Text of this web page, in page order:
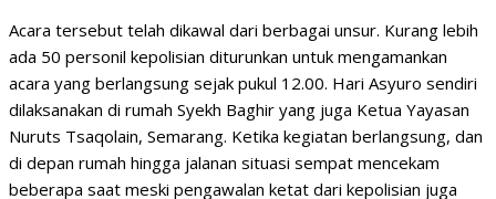
Acara tersebut telah dikawal dari berbagai unsur. Kurang lebih
ada 50 personil kepolisian diturunkan untuk mengamankan
acara yang berlangsung sejak pukul 12.00. Hari Asyuro sendiri
dilaksanakan di rumah Syekh Baghir yang juga Ketua Yayasan
Nuruts Tsaqolain, Semarang. Ketika kegiatan berlangsung, dan
di depan rumah hingga jalanan situasi sempat mencekam
beberapa saat meski pengawalan ketat dari kepolisian juga